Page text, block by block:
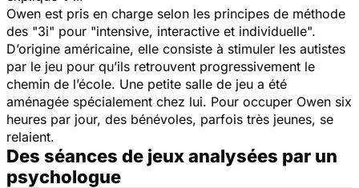
Owen est pris en charge selon les principes de méthode
des "3i" pour "intensive, interactive et individuelle".
D’origine américaine, elle consiste à stimuler les autistes
par le jeu pour qu’ils retrouvent progressivement le
chemin de l’école. Une petite salle de jeu a été
aménagée spécialement chez lui. Pour occuper Owen six
heures par jour, des bénévoles, parfois très jeunes, se
relaient.
Des séances de jeux analysées par un
psychologue